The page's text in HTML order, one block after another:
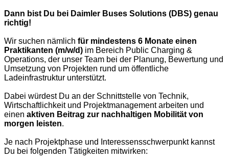
Dann bist Du bei Daimler Buses Solutions (DBS) genau
richtig!
Wir suchen nämlich für mindestens 6 Monate einen
Praktikanten (m/w/d) im Bereich Public Charging &
Operations, der unser Team bei der Planung, Bewertung und
Umsetzung von Projekten rund um öffentliche
Ladeinfrastruktur unterstützt.
Dabei würdest Du an der Schnittstelle von Technik,
Wirtschaftlichkeit und Projektmanagement arbeiten und
einen aktiven Beitrag zur nachhaltigen Mobilität von
morgen leisten.
Je nach Projektphase und Interessensschwerpunkt kannst
Du bei folgenden Tätigkeiten mitwirken: